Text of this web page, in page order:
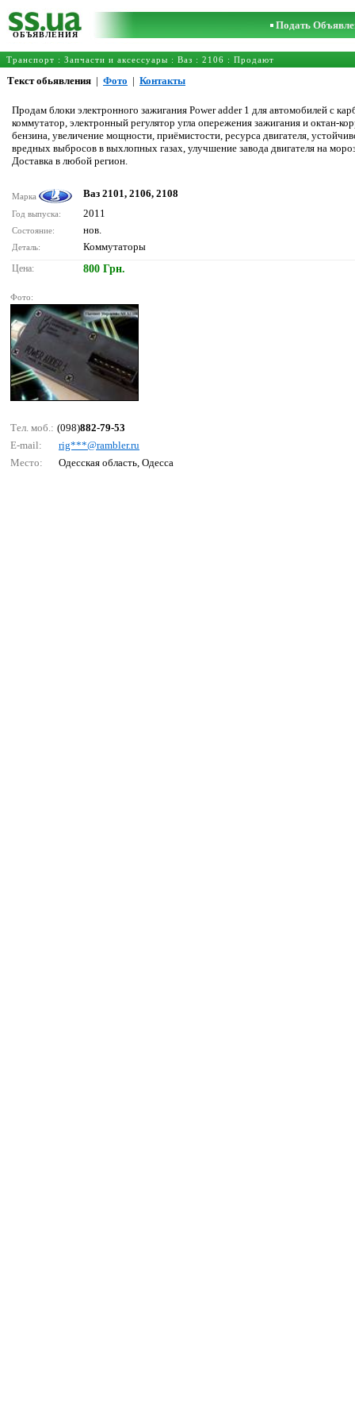
ОБЪЯВЛЕНИЯ
Подать
Транспорт : Запчасти и аксессуары : Ваз : 2106 : Продают
Текст обьявления | Фото | Контакты
Продам блоки электронного зажигания Power adder 1 для автомобилей с
коммутатор, электронный регулятор угла опережения зажигания и
бензина, увеличение мощности, приёмистости, ресурса двигателя,
вредных выбросов в выхлопных газах, улучшение завода двигателя на
Доставка в любой регион.
Марка Ваз 2101, 2106, 2108
Год выпуска: 2011
Состояние: нов.
Деталь: Коммутаторы
Цена: 800 Грн.
Фото:
Тел. моб.: (098)882-79-53
E-mail:
rig***@rаmblеr.ru
Место:
Одесская область, Одесса